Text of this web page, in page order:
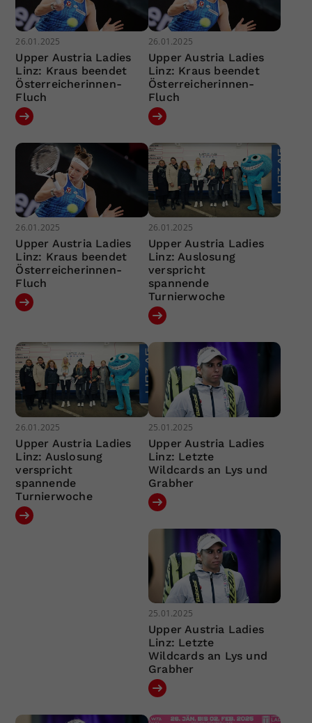
26.01.2025
Upper Austria Ladies
Linz: Kraus beendet
Österreicherinnen-
Fluch
26.01.2025
Upper Austria Ladies
Linz: Kraus beendet
Österreicherinnen-
Fluch
26.01.2025
Upper Austria Ladies
Linz: Kraus beendet
Österreicherinnen-
Fluch
26.01.2025
Upper Austria Ladies
Linz: Auslosung
verspricht
spannende
Turnierwoche
26.01.2025
Upper Austria Ladies
Linz: Auslosung
verspricht
spannende
Turnierwoche
25.01.2025
Upper Austria Ladies
Linz: Letzte
Wildcards an Lys und
Grabher
25.01.2025
Upper Austria Ladies
Linz: Letzte
Wildcards an Lys und
Grabher